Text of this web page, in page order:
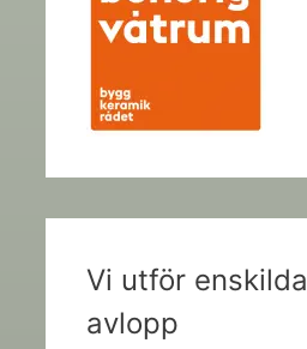
Vi utför enskilda
avlopp